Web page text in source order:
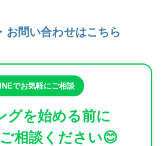
お問い合わせはこちら
でお気軽にご相談
グを始める前に
相談ください😊